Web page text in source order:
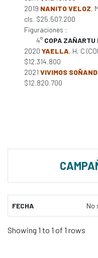
2019 NANITO VELOZ,
cls. $25.507.200
Figuraciones :
4° COPA ZAÑARTU
2020 YAELLA, H, C
$12.314.800
2021 VIVIMOS
$12.820.700
FECHA No
Showing 1 to 1 of 1 rows